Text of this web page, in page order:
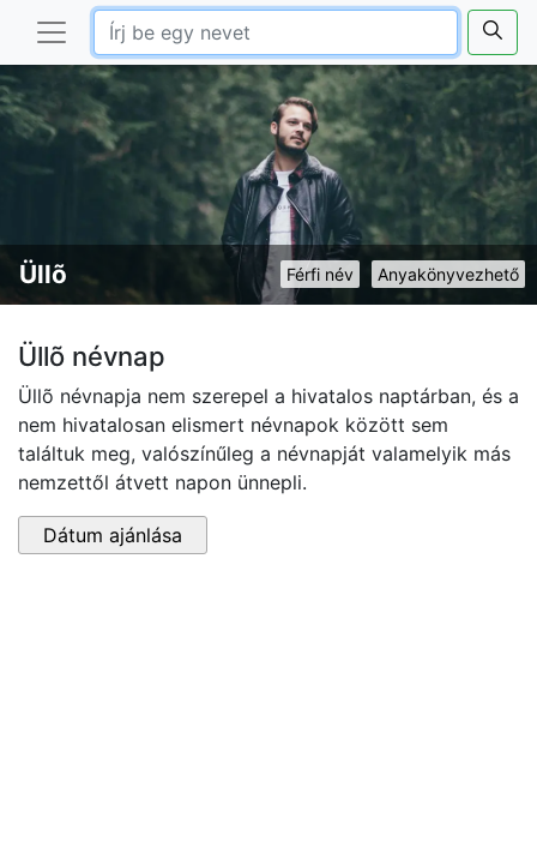
Anyakönyvezhető
Férfi név
Üllõ
Üllõ névnap
Üllõ névnapja nem szerepel a hivatalos naptárban, és a
nem hivatalosan elismert névnapok között sem
találtuk meg, valószínűleg a névnapját valamelyik más
nemzettől átvett napon ünnepli.
Dátum ajánlása